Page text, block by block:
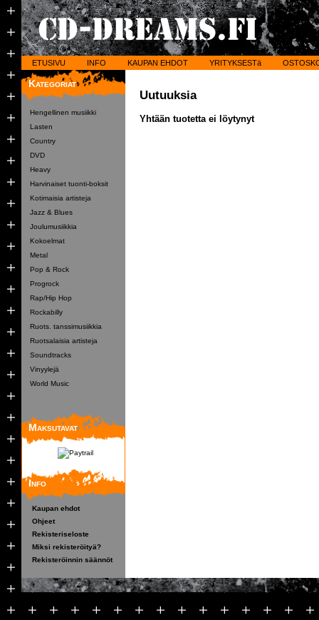
ETUSIVU INFO KAUPAN EHDOT YRITYKSESTä
Kategoriat
Hengellinen musiikki
Lasten
Country
DVD
Heavy
Harvinaiset tuonti-boksit
Kotimaisia artisteja
Jazz & Blues
Joulumusiikkia
Kokoelmat
Metal
Pop & Rock
Progrock
Rap/Hip Hop
Rockabilly
Ruots. tanssimusiikkia
Ruotsalaisia artisteja
Soundtracks
Vinyylejä
World Music
Maksutavat
Info
Kaupan ehdot
Ohjeet
Rekisteriseloste
Miksi rekisteröityä?
Rekisteröinnin säännöt
Uutuuksia
Yhtään tuotetta ei löytynyt